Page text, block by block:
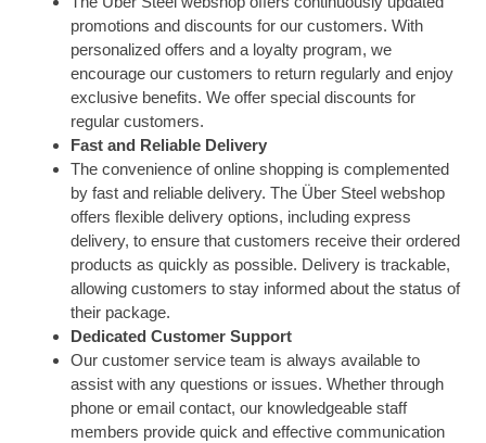
promotions and discounts for our customers. With
personalized offers and a loyalty program, we
encourage our customers to return regularly and enjoy
exclusive benefits. We offer special discounts for
regular customers.
Fast and Reliable Delivery
The convenience of online shopping is complemented
by fast and reliable delivery. The Über Steel webshop
offers flexible delivery options, including express
delivery, to ensure that customers receive their ordered
products as quickly as possible. Delivery is trackable,
allowing customers to stay informed about the status of
their package.
Dedicated Customer Support
Our customer service team is always available to
assist with any questions or issues. Whether through
phone or email contact, our knowledgeable staff
members provide quick and effective communication